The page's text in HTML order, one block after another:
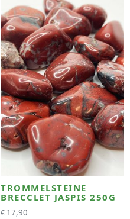
TROMMELSTEINE
BRECCLET JASPIS 250G
€ 17,90